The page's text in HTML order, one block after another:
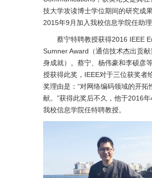
技大学攻读博士学位期间的研究成
2015年9月加入我校信息学院任助理
蔡宁特聘教授获得2016 IEEE
Sumner Award（通信技术杰出贡献
身成就）。蔡宁、杨伟豪和李硕彦
授获得此奖，IEEE对于三位获奖者
奖理由是：“对网络编码领域的开拓
献。”获得此奖后不久，他于2016年
我校信息学院任特聘教授。